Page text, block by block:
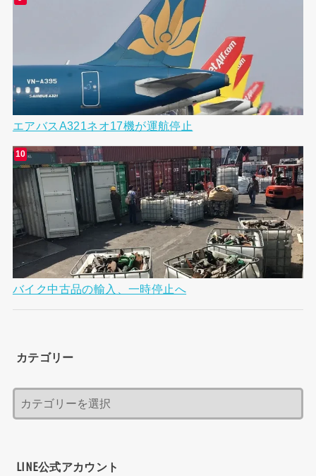
エアバスA321ネオ17機が運航停止
バイク中古品の輸入、一時停止へ
カテゴリー
LINE公式アカウント